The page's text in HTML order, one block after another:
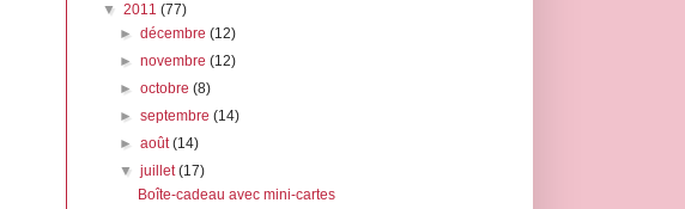
▼ 2011 (77)
►décembre(12)
►novembre(12)
►octobre(8)
►septembre(14)
►août(14)
▼juillet(17)
Boîte-cadeau avec mini-cartes